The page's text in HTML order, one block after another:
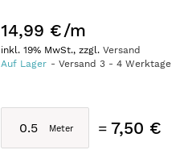
14,99 €/m
inkl. 19% MwSt., zzgl.Versand
Auf Lager
Versand3 -4 Werktage
7,50 €